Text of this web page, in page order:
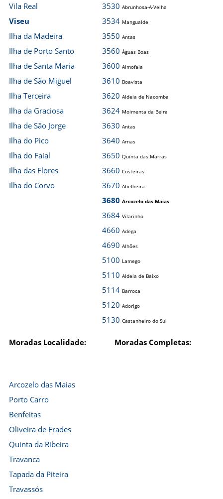
Vila Real
Viseu
Ilha da Madeira
Ilha de Porto Santo
Ilha de Santa Maria
Ilha de São Miguel
Ilha Terceira
Ilha da Graciosa
Ilha de São Jorge
Ilha do Pico
Ilha do Faial
Ilha das Flores
Ilha do Corvo
3530 Abrunhosa-A-Velha
3534 Mangualde
3550 Antas
3560 Águas Boas
3600 Almofala
3610 Boavista
3620 Aldeia de Nacomba
3624 Moimenta da Beira
3630 Antas
3640 Arnas
3650 Quinta das Marras
3660 Costeiras
3670 Abelheira
3680 Arcozelo das Maias
3684 Vilarinho
4660 Adega
4690 Alhões
5100 Lamego
5110 Aldeia de Baixo
5114 Barroca
5120 Adorigo
5130 Castanheiro do Sul
Moradas Localidade: Moradas Completas:
Arcozelo das Maias
Porto Carro
Benfeitas
Oliveira de Frades
Quinta da Ribeira
Travanca
Tapada da Piteira
Travassós